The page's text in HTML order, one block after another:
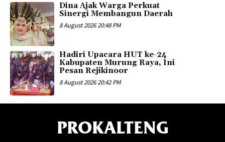
Dina Ajak Warga Perkuat
Sinergi Membangun Daerah
8 August 2026 20:48 PM
Hadiri Upacara HUT ke-24
Kabupaten Murung Raya, Ini
Pesan Rejikinoor
8 August 2026 20:42 PM
PROKALTENG